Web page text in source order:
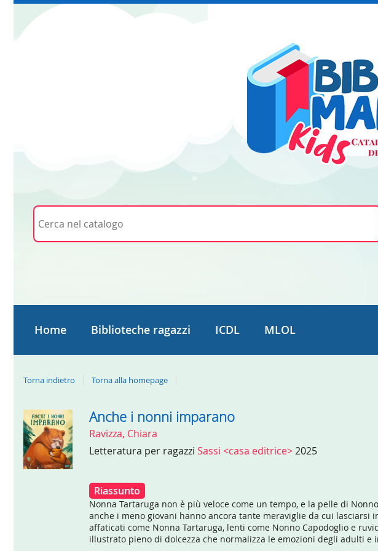
Cerca su "Cerca nel catalogo"
Home Biblioteche ragazzi ICDL MLOL
Torna indietro Torna alla homepage
Dettaglio
del
documento
Anche i nonni imparano
Ravizza, Chiara
Letteratura per ragazzi Sassi <casa editrice>2025
Riassunto
Nonna Tartaruga non è più veloce come un tempo, e la pelle di
anche i meno giovani hanno ancora tante meraviglie da cui lasciarsi
affaticati come Nonna Tartaruga, lenti come Nonno Capodoglio e
illustrato pieno di dolcezza che normalizza le emozioni degli adulti